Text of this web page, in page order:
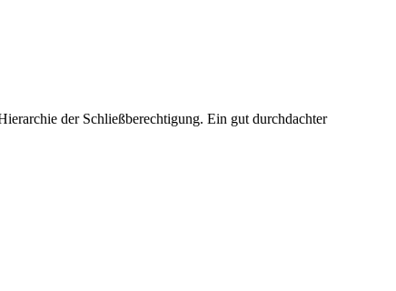
der Schließberechtigung. Ein gut durchdachter